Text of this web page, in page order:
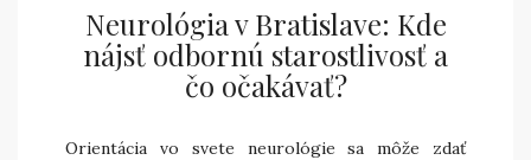
Neurológia v Bratislave: Kde
nájsť odbornú starostlivosť a
čo očakávať?
Orientácia vo svete neurológie sa môže zdať